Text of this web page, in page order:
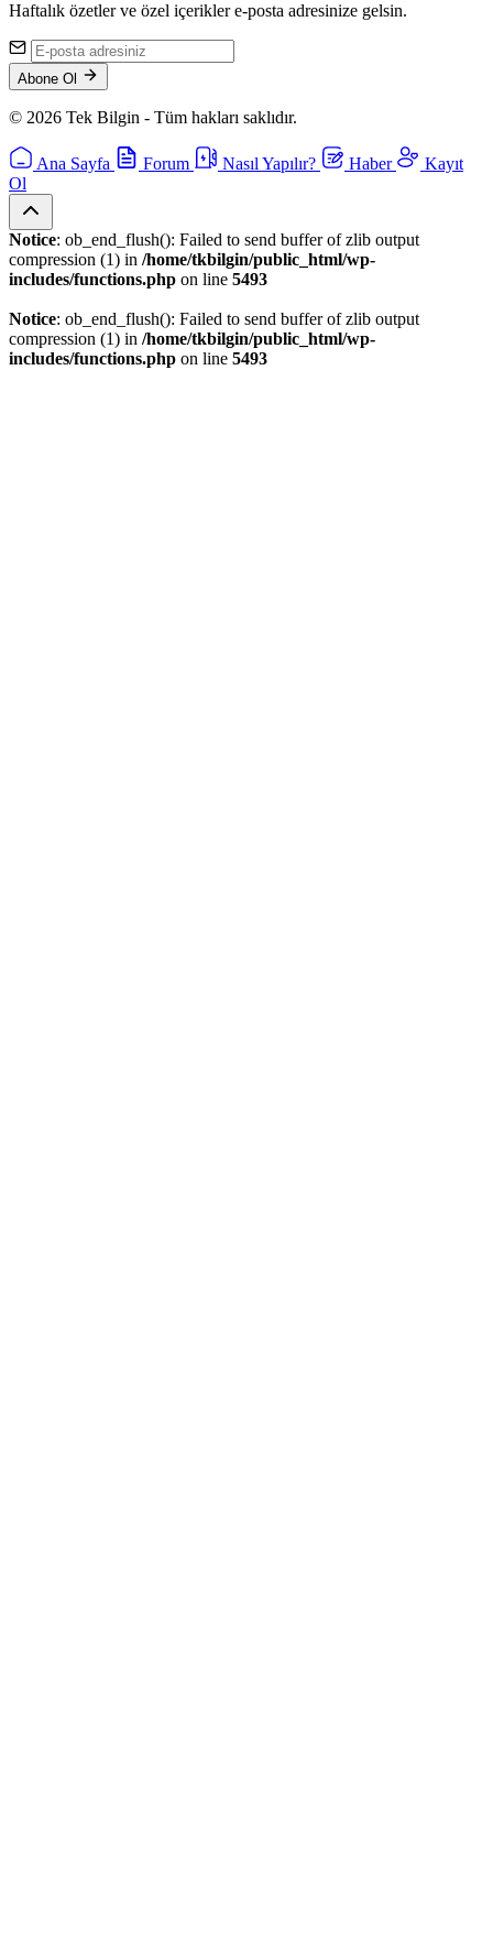
Haftalık özetler ve özel içerikler e-posta adresinize gelsin.
Abone Ol
© 2026 Tek Bilgin - Tüm hakları saklıdır.
Ana Sayfa Forum Nasıl Yapılır? Haber
Kayıt
Ol
Notice: ob_end_flush(): Failed to send buffer of zlib output
compression (1) in /home/tkbilgin/public_html/wp-
includes/functions.php on line 5493
Notice: ob_end_flush(): Failed to send buffer of zlib output
compression (1) in /home/tkbilgin/public_html/wp-
includes/functions.php on line 5493